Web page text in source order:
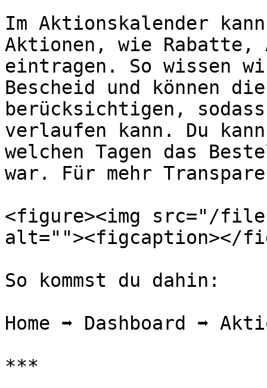
Im Aktionskalender
Aktionen, wie Rabatte,
eintragen. So wissen
Bescheid und können
berücksichtigen,
verlaufen kann. Du
welchen Tagen das
war. Für mehr
<figure><img src="/
alt=""><figcaption></
So kommst du dahin:
Home ➡️ Dashboard ➡️
***